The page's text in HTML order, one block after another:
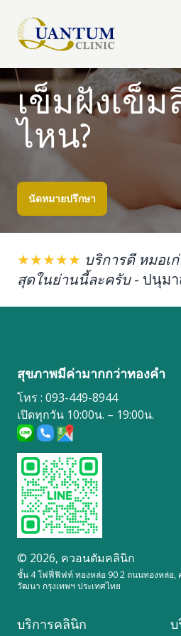
เข็มฝังเข็
ไหน?
นัดหมายปรึกษา
★★★★★ บริการดี หมอเ
สุดในย่านนี้ละครับ- ปนุม
สุขภาพมีค่ามากกว่าทองคำ
โทร : 093-449-8944
เปิดทุกวัน 10:00น. – 19:00น.
© 2026, ควอนตัมคลินิก
ชั้น 4 โฟฟี่ฟิฟท์ ทองหล่อ 90 2 ถนนทองหล่อ,
วัฒนา กรุงเทพฯ ประเทศไทย
บริการคลินิก บ